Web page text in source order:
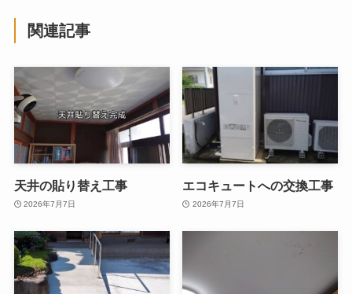
関連記事
天井の貼り替え工事
2026年7月7日
エコキュートへの交換工事
2026年7月7日